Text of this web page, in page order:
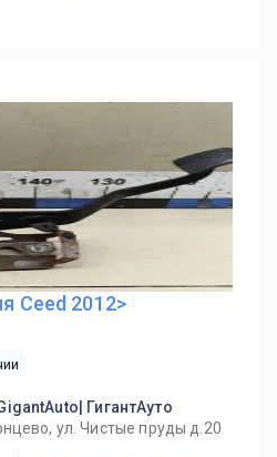
Ceed 2012>
ГигантАуто
ул. Чистые пруды д.20